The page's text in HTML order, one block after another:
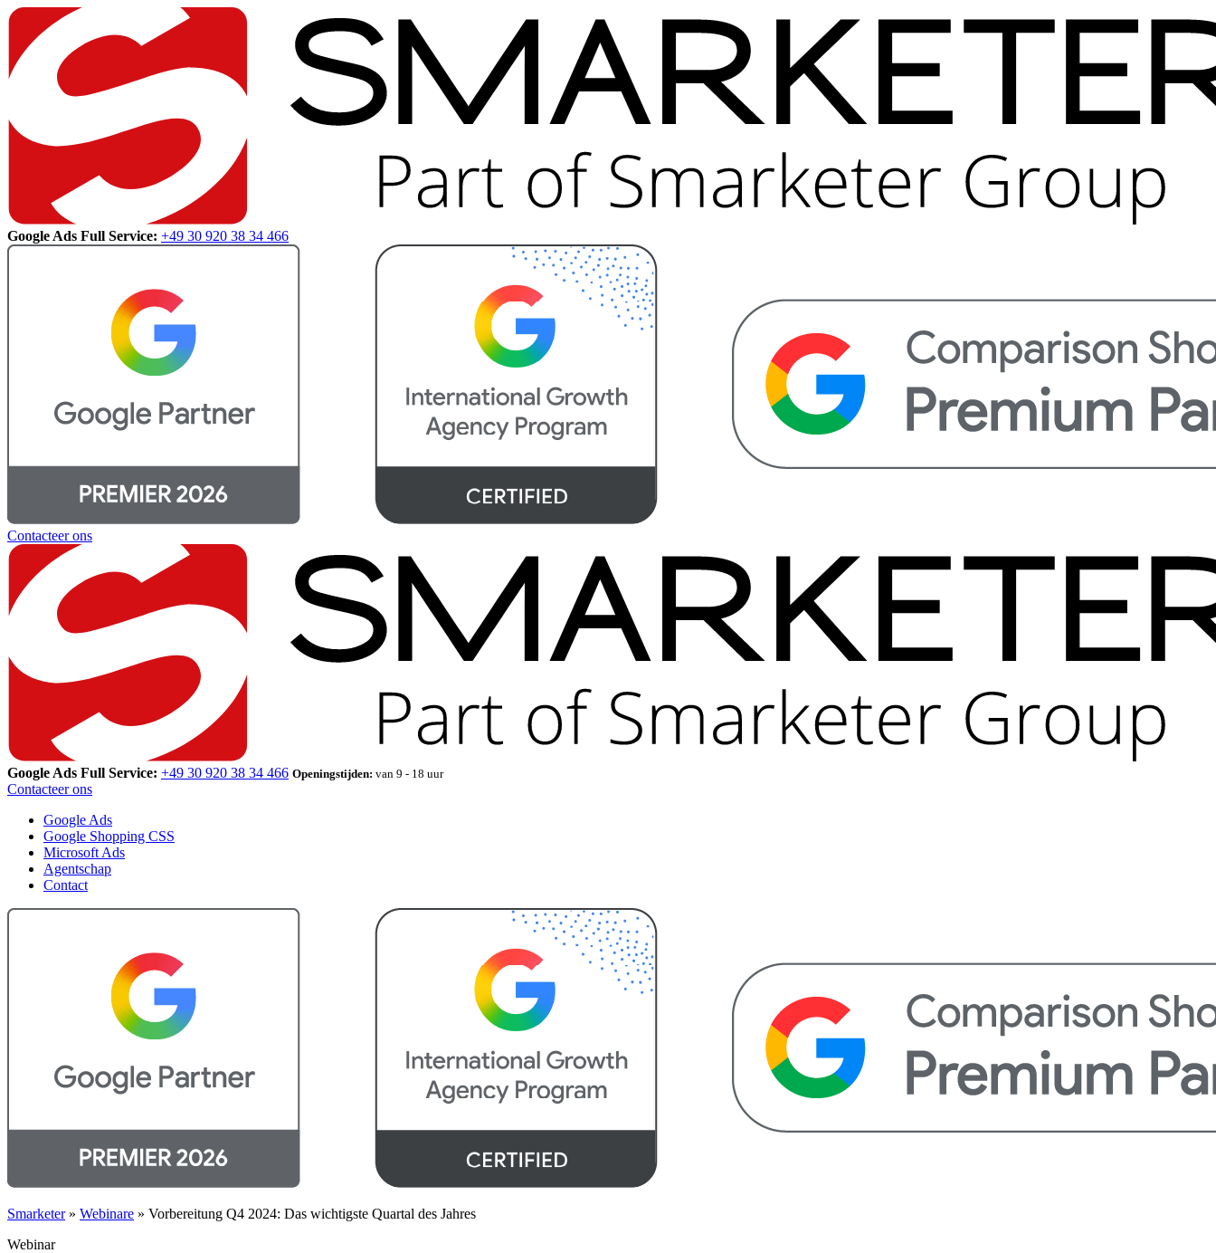
Google Ads Full Service: +49 30 920 38 34 466
Contacteer ons
Google Ads Full Service: +49 30 920 38 34 466 Openingstijden: van 9 - 18 uur
Contacteer ons
Google Ads
Google Shopping CSS
Microsoft Ads
Agentschap
Contact
Smarketer» Webinare » Vorbereitung Q4 2024: Das wichtigste Quartal des Jahres
Webinar